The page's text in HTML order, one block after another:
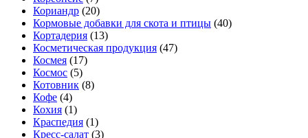
Кориандр (20)
Кормовые добавки для скота и птицы (40)
Кортадерия (13)
Косметическая продукция (47)
Космея (17)
Космос (5)
Котовник (8)
Кофе (4)
Кохия (1)
Краспедия (1)
Кресс-салат (3)